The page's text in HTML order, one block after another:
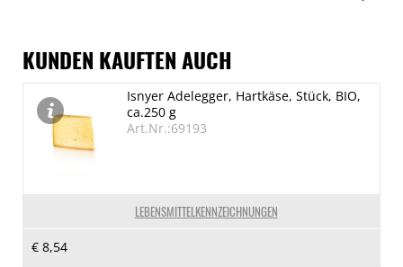
Fett
35 g
davon gesättigte Fettsäuren
18 g
0 g
Spuren / Enthalten
Milch
Enthalten
KUNDEN KAUFTEN AUCH
LEBENSMITTELKENNZEICHNUNGEN
Isnyer Adelegger, Hartkäse, Stück, BIO,
ca.250 g
Art.Nr.:69193
€ 8,54